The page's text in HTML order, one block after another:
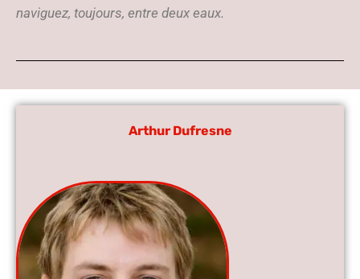
naviguez, toujours, entre deux eaux.
Arthur Dufresne